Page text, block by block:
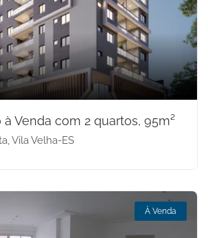
Venda com 2 quartos, 95m²
Vila Velha-ES
À Venda